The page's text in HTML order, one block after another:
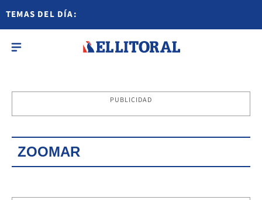
TEMAS DEL DÍA:
PUBLICIDAD
ZOOMAR